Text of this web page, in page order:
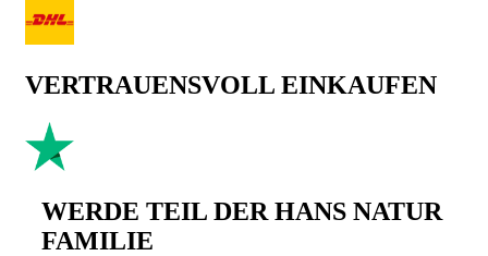
VERTRAUENSVOLL EINKAUFEN
WERDE TEIL DER HANS NATUR
FAMILIE